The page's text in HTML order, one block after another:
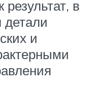
в
детали
и